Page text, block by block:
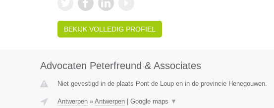
BEKIJK VOLLEDIG PROFIEL
Advocaten Peterfreund & Associates
Niet gevestigd in de plaats Pont de Loup en in de provincie Henegouwen.
Antwerpen» Antwerpen| Google maps ▼